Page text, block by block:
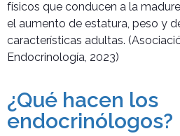
físicos que conducen a la
el aumento de estatura, peso y
características adultas.
Endocrinología, 2023)
¿Qué hacen los
endocrinólogos?